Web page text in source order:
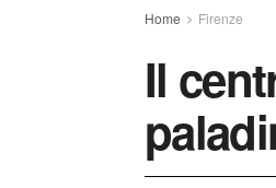
Home Firenze
Il